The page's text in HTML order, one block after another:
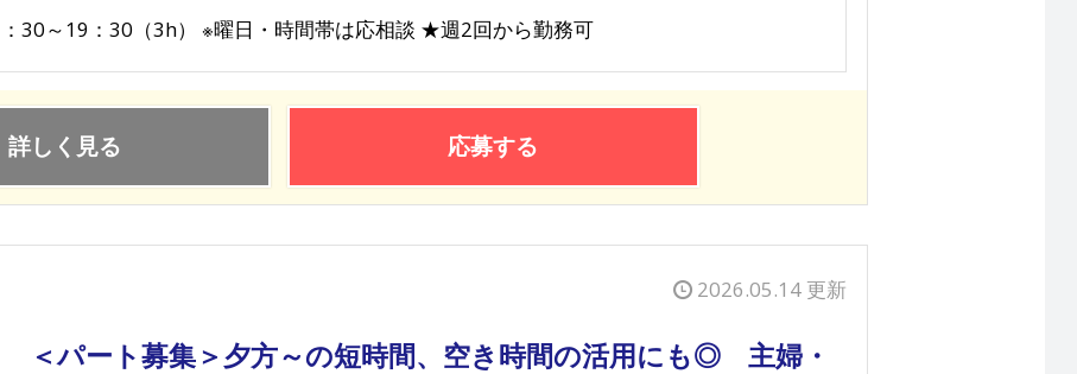
30～19：30（3h） ※曜日・時間帯は応相談 ★週2回から勤務可
詳しく見る 応募する
2026.05.14 更新
＜パート募集＞夕方～の短時間、空き時間の活用にも◎ 主婦・